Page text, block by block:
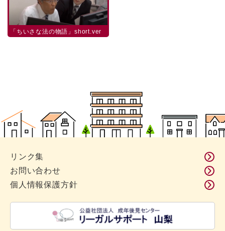
「ちいさな法の物語」short.ver
リンク集
お問い合わせ
個人情報保護方針